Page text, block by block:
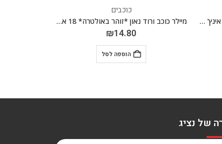
מיילר כוכב ורוד נאון *זוהר באולטרה* 18 אינץ' *מגיע בסיטונאות חבילה של 5 יח'*
כוכבים
מיילר כוכב רוז גולד 18 אינץ' *מגיע בסיטונאות חבילה של 5 יח'*
₪14.80
הוספה לסל
של נציג